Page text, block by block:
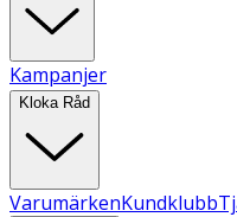
Kampanjer
Kloka Råd
VarumärkenKundklubb